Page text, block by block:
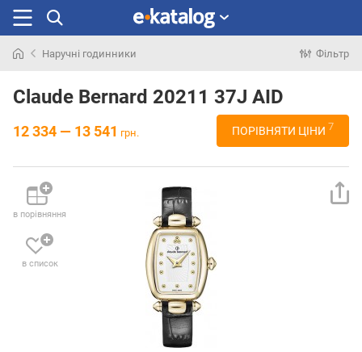
раніше
Наручні годинники Фільтр
Claude Bernard 20211 37J AID
12 334 — 13 541 грн. ПОРІВНЯТИ ЦІНИ 7
в порівняння
в список